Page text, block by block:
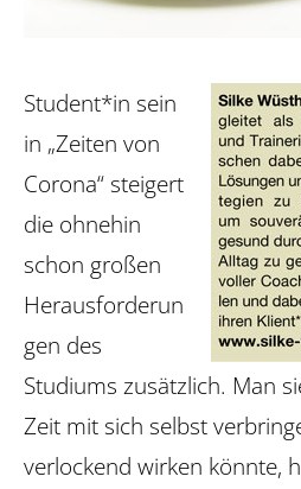
Student*in sein
in „Zeiten von
Corona“ steigert
die ohnehin
schon großen
Herausforderun
gen des
Studiums zusätzlich. Man
Zeit mit sich selbst
verlockend wirken könnte,